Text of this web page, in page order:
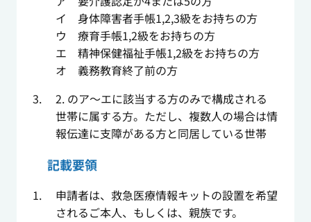
イ 身体障害者手帳1,2,3級をお持ちの方
ウ 療育手帳1,2級をお持ちの方
エ 精神保健福祉手帳1,2級をお持ちの方
オ 義務教育終了前の方
2. のア～エに該当する方のみで構成される
世帯に属する方。ただし、複数人の場合は情
報伝達に支障がある方と同居している世帯
記載要領
申請者は、救急医療情報キットの設置を希望
されるご本人、もしくは、親族です。